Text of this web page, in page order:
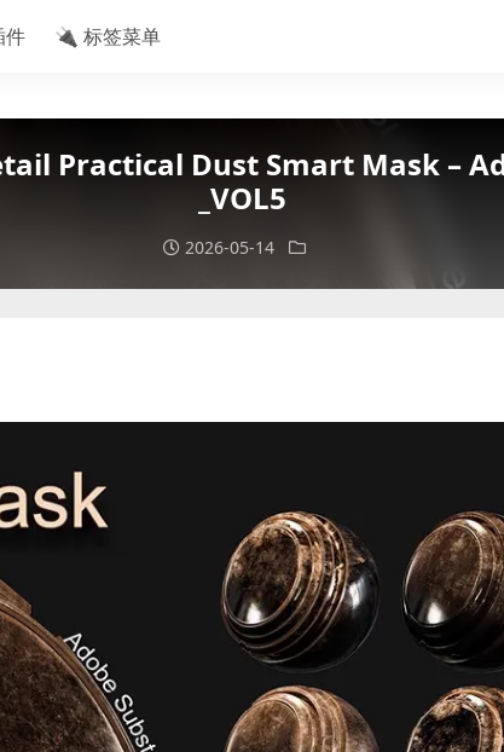
件 🔌 标签菜单
Practical Dust Smart Mask –
_VOL5
2026-05-14